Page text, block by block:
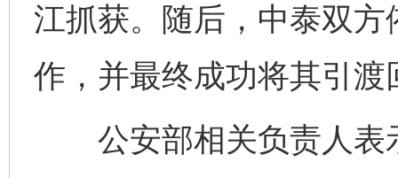
江抓获。随后，中泰双
作，并最终成功将其引渡
公安部相关负责人表